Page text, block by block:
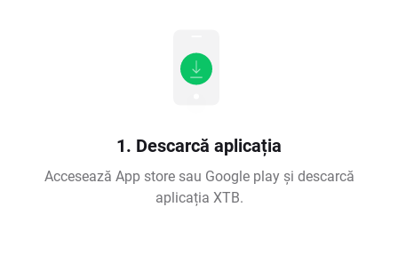
1. Descarcă aplicația
Accesează App store sau Google play și descarcă
aplicația XTB.